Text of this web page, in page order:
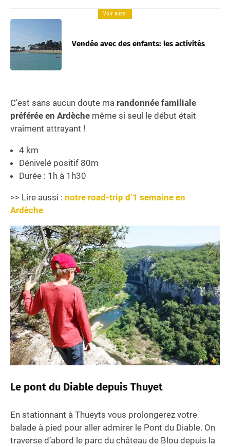
Voir aussi
Vendée avec des enfants: les activités
C’est sans aucun doute ma randonnée familiale
préférée en Ardèche même si seul le début était
vraiment attrayant !
4 km
Dénivelé positif 80m
Durée : 1h à 1h30
>> Lire aussi : notre road-trip d’1 semaine en
Ardèche
Le pont du Diable depuis Thuyet
En stationnant à Thueyts vous prolongerez votre
balade à pied pour aller admirer le Pont du Diable. On
traverse d’abord le parc du château de Blou depuis la